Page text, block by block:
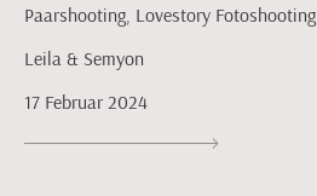
Paarshooting, Lovestory Fotoshooting
Leila & Semyon
17 Februar 2024